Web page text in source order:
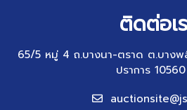
ติดต่อเ
65/5 หมู่ 4 ถ.บางนา-ตราด ต.บาง
ปราการ 10560